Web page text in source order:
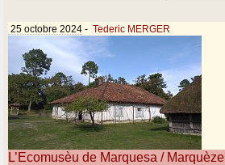
25 octobre 2024 - Tederic MERGER
L’Ecomusèu de Marquesa / Marquèze